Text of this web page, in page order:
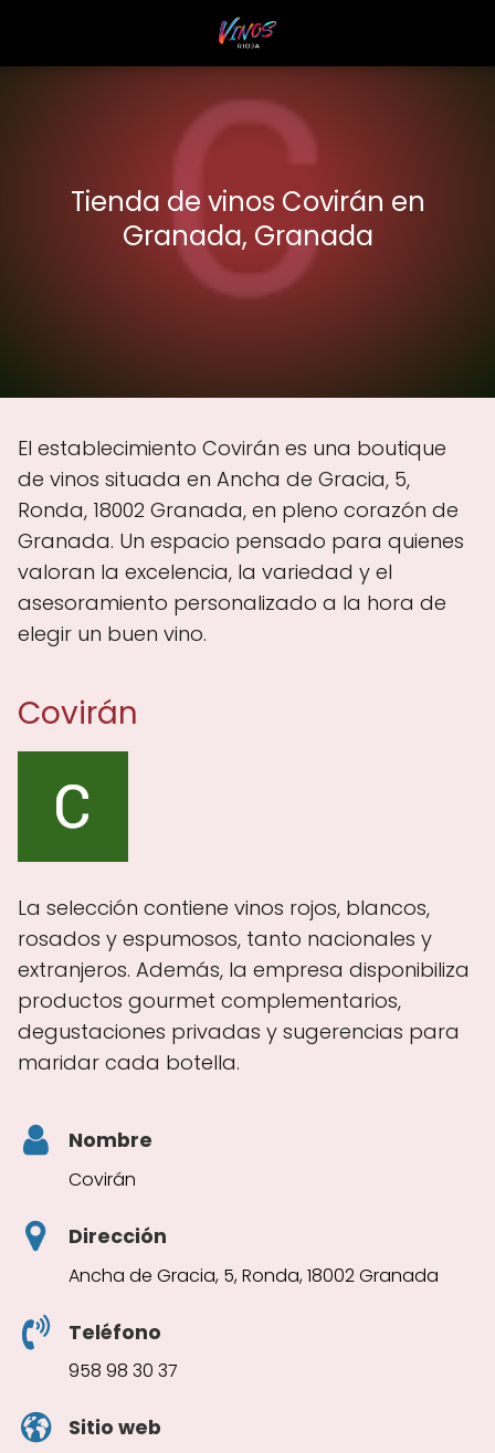
Tienda de vinos Covirán en
Granada, Granada
El establecimiento Covirán es una boutique
de vinos situada en Ancha de Gracia, 5,
Ronda, 18002 Granada, en pleno corazón de
Granada. Un espacio pensado para quienes
valoran la excelencia, la variedad y el
asesoramiento personalizado a la hora de
elegir un buen vino.
Covirán
La selección contiene vinos rojos, blancos,
rosados y espumosos, tanto nacionales y
extranjeros. Además, la empresa disponibiliza
productos gourmet complementarios,
degustaciones privadas y sugerencias para
maridar cada botella.
Nombre
Covirán
Dirección
Ancha de Gracia, 5, Ronda, 18002 Granada
Teléfono
958 98 30 37
Sitio web